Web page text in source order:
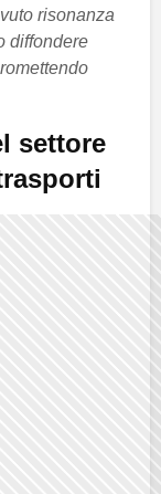
risonanza
diffondere
settore